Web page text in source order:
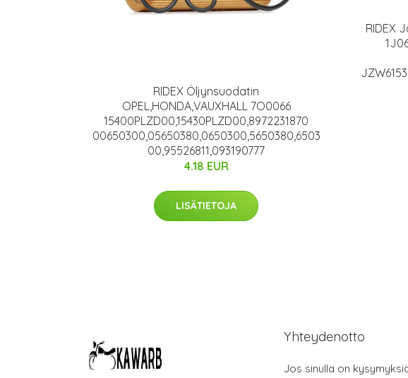
RIDEX Öljynsuodatin
OPEL,HONDA,VAUXHALL 7O0066
15400PLZD00,15430PLZD00,8972231870
00650300,05650380,0650300,5650380,6503
00,95526811,093190777
4.18 EUR
LISÄTIETOJA
RIDEX
Yhteydenotto
Jos sinulla on